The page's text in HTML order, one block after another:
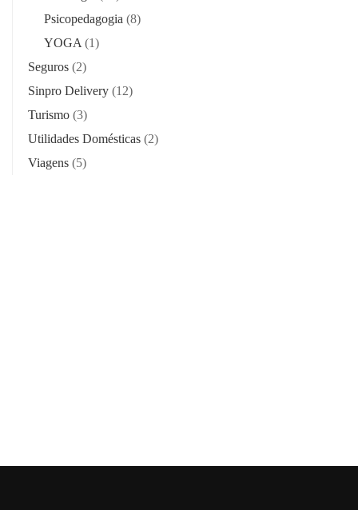
Psicopedagogia (8)
YOGA (1)
Seguros (2)
Sinpro Delivery (12)
Turismo (3)
Utilidades Domésticas (2)
Viagens (5)